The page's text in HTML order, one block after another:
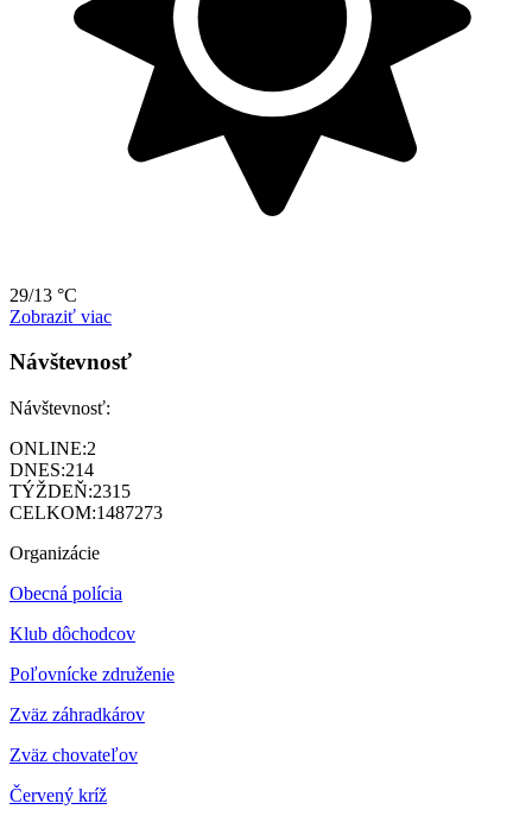
29/13 °C
Zobraziť viac
Návštevnosť
Návštevnosť:
ONLINE:2
DNES:214
TÝŽDEŇ:2315
CELKOM:1487273
Organizácie
Obecná polícia
Klub dôchodcov
Poľovnícke združenie
Zväz záhradkárov
Zväz chovateľov
Červený kríž